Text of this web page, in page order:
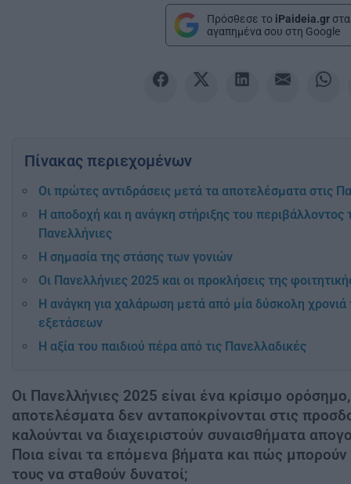
Πρόσθεσε το iPaideia.gr στα
αγαπημένα σου στη Google
Πίνακας περιεχομένων
Οι πρώτες αντιδράσεις μετά τα αποτελέσματα στις
Η αποδοχή και η ανάγκη στήριξης του περιβάλλοντος
Πανελλήνιες
Η σημασία της στάσης των γονιών
Οι Πανελλήνιες 2025 και οι προκλήσεις της
Η ανάγκη για χαλάρωση μετά από μία δύσκολη
εξετάσεων
Η αξία του παιδιού πέρα από τις Πανελλαδικές
Οι Πανελλήνιες 2025 είναι ένα κρίσιμο
αποτελέσματα δεν ανταποκρίνονται στις
καλούνται να διαχειριστούν συναισθήματα
Ποια είναι τα επόμενα βήματα και πώς μπορούν
τους να σταθούν δυνατοί;